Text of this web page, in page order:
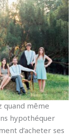
quand même
hypothéquer
d’acheter ses